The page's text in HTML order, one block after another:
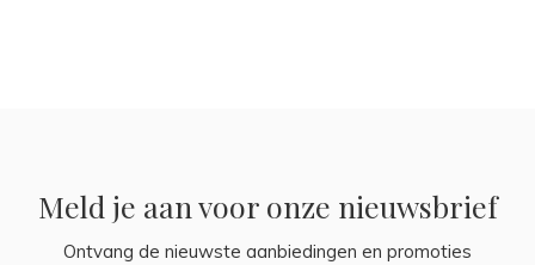
Meld je aan voor onze nieuwsbrief
Ontvang de nieuwste aanbiedingen en promoties